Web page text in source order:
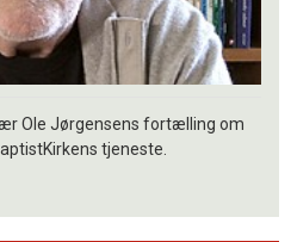
Ole Jørgensens fortælling om
tjeneste.